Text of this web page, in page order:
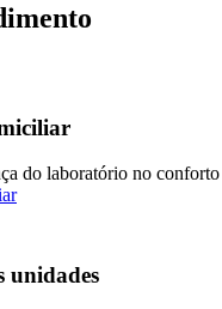
do laboratório no conforto
unidades